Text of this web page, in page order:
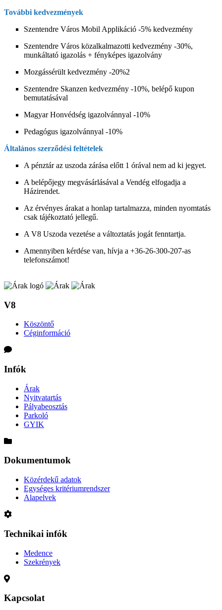
További kedvezmények
Szentendre Város Mobil Applikáció -5% kedvezmény
Szentendre Város közalkalmazotti kedvezmény -30%,
munkáltató igazolás + fényképes igazolvány
Mozgássérült kedvezmény -20%2
Szentendre Skanzen kedvezmény -10%, belépő kupon
bemutatásával
Magyar Honvédség igazolvánnyal -10%
Pedagógus igazolvánnyal -10%
Általános szerződési feltételek
A pénztár az uszoda zárása előtt 1 órával nem ad ki jegyet.
A belépőjegy megvásárlásával a Vendég elfogadja a
Házirendet.
Az érvényes árakat a honlap tartalmazza, minden nyomtatás
csak tájékoztató jellegű.
A V8 Uszoda vezetése a változtatás jogát fenntartja.
Amennyiben kérdése van, hívja a +36-26-300-207-as
telefonszámot!
V8
Köszöntő
Céginformáció
Infók
Árak
Nyitvatartás
Pályabeosztás
Parkoló
GYIK
Dokumentumok
Közérdekű adatok
Egységes kritériumrendszer
Alapelvek
Technikai infók
Medence
Szekrények
Kapcsolat